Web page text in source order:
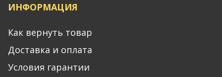
ИНФОРМАЦИЯ
Как вернуть товар
Доставка и оплата
Условия гарантии